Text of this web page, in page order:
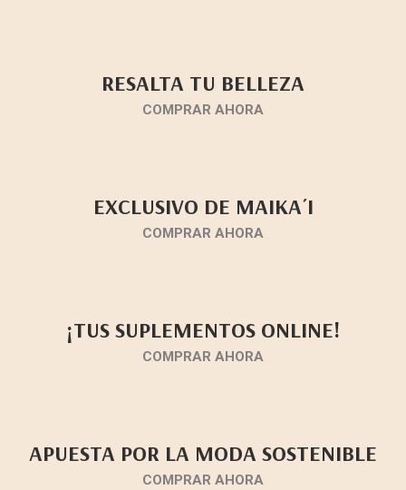
RESALTA TU BELLEZA
COMPRAR AHORA
EXCLUSIVO DE MAIKA´I
COMPRAR AHORA
¡TUS SUPLEMENTOS ONLINE!
COMPRAR AHORA
APUESTA POR LA MODA SOSTENIBLE
COMPRAR AHORA